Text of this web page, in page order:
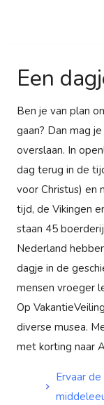
Een
Ben je van plan
gaan? Dan mag
overslaan. In
dag terug in de
voor Christus) en
tijd, de Vikingen
staan 45
Nederland
dagje in de
mensen vroeger
Op
diverse musea.
met korting naar
Ervaar